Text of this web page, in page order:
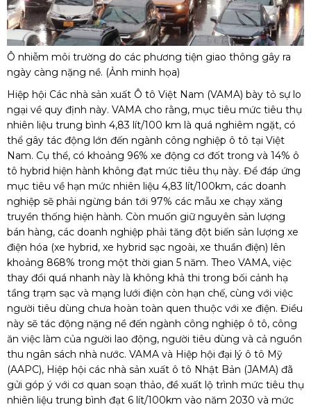
Ô nhiễm môi trường do các phương tiện giao thông gây ra
ngày càng nặng nề. (Ảnh minh họa)​
Hiệp hội Các nhà sản xuất Ô tô Việt Nam (VAMA) bày tỏ sự lo
ngại về quy định này. VAMA cho rằng, mục tiêu mức tiêu thụ
nhiên liệu trung bình 4,83 lít/100 km là quá nghiêm ngặt, có
thể gây tác động lớn đến ngành công nghiệp ô tô tại Việt
Nam. Cụ thể, có khoảng 96% xe động cơ đốt trong và 14% ô
tô hybrid hiện hành không đạt mức tiêu thụ này. Để đáp ứng
mục tiêu về hạn mức nhiên liệu 4,83 lít/100km, các doanh
nghiệp sẽ phải ngừng bán tới 97% các mẫu xe chạy xăng
truyền thống hiện hành. Còn muốn giữ nguyên sản lượng
bán hàng, các doanh nghiệp phải tăng đột biến sản lượng xe
điện hóa (xe hybrid, xe hybrid sạc ngoài, xe thuần điện) lên
khoảng 868% trong một thời gian 5 năm. Theo VAMA, việc
thay đổi quá nhanh này là không khả thi trong bối cảnh hạ
tầng trạm sạc và mạng lưới điện còn hạn chế, cùng với việc
người tiêu dùng chưa hoàn toàn quen thuộc với xe điện. Điều
này sẽ tác động nặng nề đến ngành công nghiệp ô tô, công
ăn việc làm của người lao động, người tiêu dùng và cả nguồn
thu ngân sách nhà nước. VAMA và Hiệp hội đại lý ô tô Mỹ
(AAPC), Hiệp hội các nhà sản xuất ô tô Nhật Bản (JAMA) đã
gửi góp ý với cơ quan soạn thảo, đề xuất lộ trình mức tiêu thụ
nhiên liệu trung bình đạt 6 lít/100km vào năm 2030 và mức